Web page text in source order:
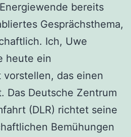
bereits
Gesprächsthema,
Ich, Uwe
heute ein
vorstellen, das einen
Das Deutsche Zentrum
(DLR) richtet seine
Bemühungen